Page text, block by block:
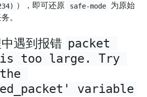
），即可还原 safe-mode
为原始
。
遇到报错 packet
too large. Try
variable